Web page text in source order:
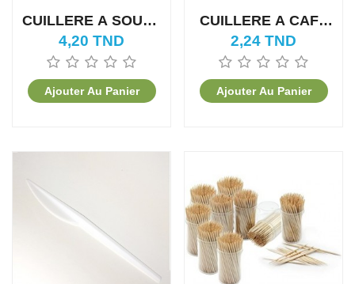
CUILLERE A SOUPE
EN PLASTIQUE
(100PCS)
4,20 TND
Ajouter Au Panier
CUILLERE A CAFE
PLASTIQUE
(100PCS)
2,24 TND
Ajouter Au Panier